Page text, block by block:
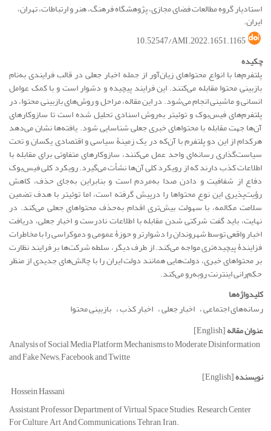
استادیار گروه مطالعات فضای مجازی، پژوهشگاه فرهنگ، هنر و ارتباطات، تهران،
ایران.
10.52547/AMI.2022.1651.1165
چکیده
پلتفرم‌ها با انواع محتواهای زیان‌آور از جمله اخبار جعلی در قالب فرایندی به‌نام
بازبینی محتوا مقابله می‌کنند. این فرایند پیچیده و دشوار است و با کمک عوامل
انسانی و ماشینی انجام می‌شود. در این مقاله، مراحل و روش‌های بازبینی محتوا، در
پلتفرم‌های فیس‌بوک و توئیتر به‌روش اسنادی تحلیل شده است تا سازوکارهای
آن‌ها جهت مقابله با محتواهای خبری جعلی شناسایی شود. یافته‌ها نشان می‌دهد
هرکدام از این دو پلتفرم‌ با آن‌که در یک زمینۀ سیاسی و اقتصادی یکسان و تحت
سیاست‌گذاری رسانه‌ای واحد عمل می‌کنند، سازوکارهای متفاوتی برای مقابله با
اطلاعات کذب دارند که از رویکرد کلی آن‌ها نشأت می‌گیرد. رویکرد کلی فیس‌بوک
دفاع از شفافیت و دادن صدا به‌مردم است و بنابراین به‌جای حذف، کاهش
رؤیت‌پذیری این نوع محتواها را درپیش گرفته است، اما توئیتر با هدف تضمین
سلامت مکالمه، با سهولت بیش‌تری اقدام به‌حذف محتواهای جعلی می‌کند. در
نهایت، باید گفت شرکتی شدن مقابله با اطلاعات نادرست و اخبار جعلی، دریافت
اخبار واقعی توسط شهروندان را دشوارتر و حوزۀ عمومی و دموکراسی را با مخاطرات
فزایندۀ پیچیده‌تری مواجه می‌کند. از طرف دیگر، سلطه شرکت‌ها بر فرایند نظارت
بر محتواهای خبری، دولت‌هایی همانند دولت ایران را با چالش‌های جدیدی از منظر
حکم‌رانی اینترنت روبه‌رو می‌کند.
کلیدواژه‌ها
رسانه‌های اجتماعی اخبار جعلی اخبار کذب بازبینی محتوا
عنوان مقاله[English]
Analysis of Social Media Platform Mechanisms to Moderate Disinformation
and Fake News; Facebook and Twitte
نویسنده[English]
Hossein Hassani
Assistant Professor Department of Virtual Space Studies , Research Center
For Culture, Art And Communications, Tehran, Iran.